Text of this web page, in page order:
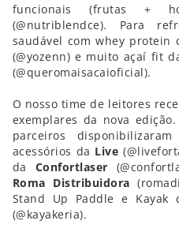
funcionais (frutas +
(@nutriblendce). Para
saudável com whey protein
(@yozenn) e muito açaí fit
(@queromaisacaioficial).
O nosso time de leitores
exemplares da nova
parceiros
acessórios da Live
da Confortlaser
Roma Distribuidora
Stand Up Paddle e
(@kayakeria).